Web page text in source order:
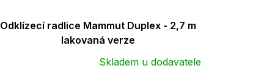
Odklízecí radlice Mammut Duplex - 2,7 m
lakovaná verze
Skladem u dodavatele